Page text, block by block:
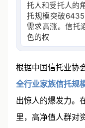
托人和受托人的
托规模突破
需求高涨。信托
色的权力制衡实
根据中国信托业协
全行业家族信托规
出惊人的爆发力。
里，高净值人群对